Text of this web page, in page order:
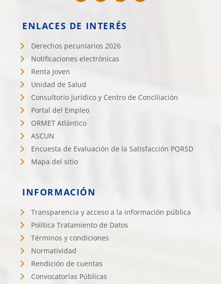
ENLACES DE INTERÉS
Derechos pecuniarios 2026
Notificaciones electrónicas
Renta Joven
Unidad de Salud
Consultorio Jurídico y Centro de Conciliación
Portal del Empleo
ORMET Atlántico
ASCUN
Encuesta de Evaluación de la Satisfacción PQRSD
Mapa del sitio
INFORMACIÓN
Transparencia y acceso a la información pública
Política Tratamiento de Datos
Términos y condiciones
Normatividad
Rendición de cuentas
Convocatorías Públicas